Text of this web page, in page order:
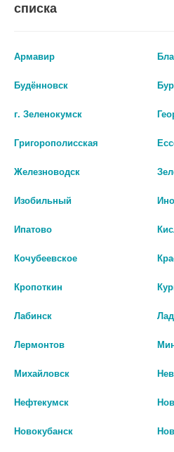
FARRES МАТИРУЮЩИЕ
списка
Армавир
Будённовск
г. Зеленокумск
Григорополисская
Железноводск
Изобильный
Ипатово
Кочубеевское
Кропоткин
Лабинск
Лермонтов
Михайловск
Нефтекумск
Новокубанск